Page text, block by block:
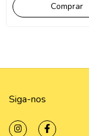
Siga-nos